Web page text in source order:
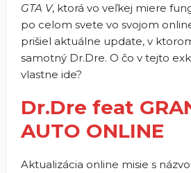
GTA V, ktorá vo veľkej miere
po celom svete vo svojom
prišiel aktuálne update, v
samotný Dr.Dre. O čo v tejto
vlastne ide?
Dr.Dre feat
AUTO ONLINE
Aktualizácia online misie s